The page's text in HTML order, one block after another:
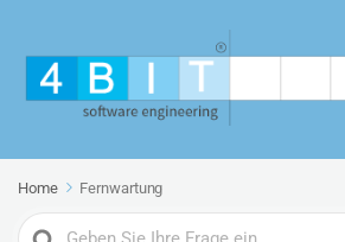
Home Fernwartung
Search